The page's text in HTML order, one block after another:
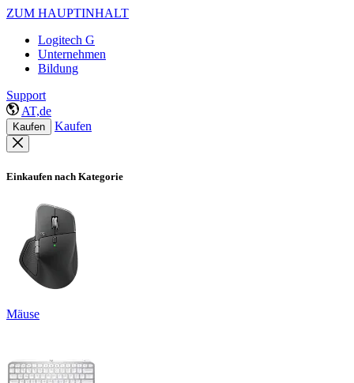
ZUM HAUPTINHALT
Logitech G
Unternehmen
Bildung
Support
AT,de
Kaufen Kaufen
Einkaufen nach Kategorie
Mäuse